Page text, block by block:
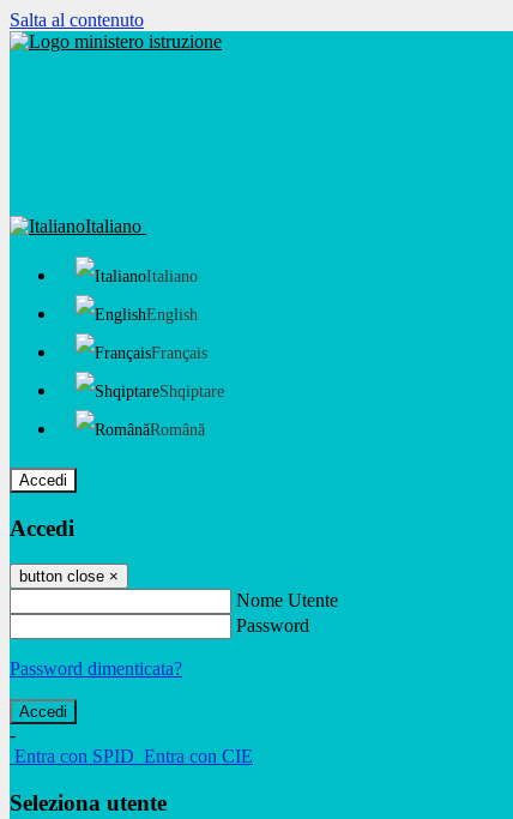
Salta al contenuto
Italiano
Italiano
English
Français
Shqiptare
Română
Accedi
Accedi
button close ×
Nome Utente
Password
Password dimenticata?
-
Entra con SPID Entra con CIE
Seleziona utente